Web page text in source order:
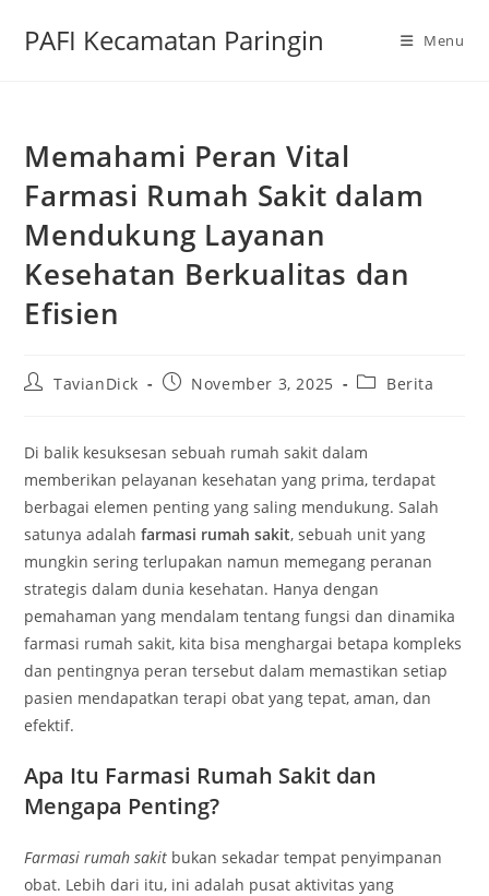
PAFI Kecamatan Paringin Menu
Memahami Peran Vital
Farmasi Rumah Sakit dalam
Mendukung Layanan
Kesehatan Berkualitas dan
Efisien
PostTavianDick
PostNovember 3, 2025
PostBerita
Di balik kesuksesan sebuah rumah sakit dalam
memberikan pelayanan kesehatan yang prima, terdapat
berbagai elemen penting yang saling mendukung. Salah
satunya adalahfarmasi rumah sakit, sebuah unit yang
mungkin sering terlupakan namun memegang peranan
strategis dalam dunia kesehatan. Hanya dengan
pemahaman yang mendalam tentang fungsi dan dinamika
farmasi rumah sakit, kita bisa menghargai betapa kompleks
dan pentingnya peran tersebut dalam memastikan setiap
pasien mendapatkan terapi obat yang tepat, aman, dan
efektif.
Apa Itu Farmasi Rumah Sakit dan
Mengapa Penting?
Farmasi rumah sakit bukan sekadar tempat penyimpanan
obat. Lebih dari itu, ini adalah pusat aktivitas yang